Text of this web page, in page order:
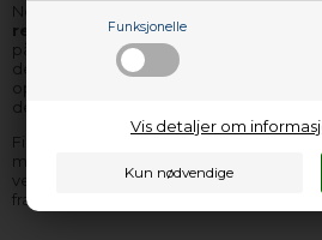
Funksjonelle
Vis detaljer om
Nettoparts har
reservedeler til Ignis
på lager, kan vi i langt de fleste tilfeller
deler til trådkurv til deg i løpet av få
oppvaskmaskin reservedel du mangler,
delen hos.
Finner du ikke den Ignis oppvaskmaskin
mangler, så kan du
– vi
veilede deg! Husk å opplyse så mange
fra Ignis